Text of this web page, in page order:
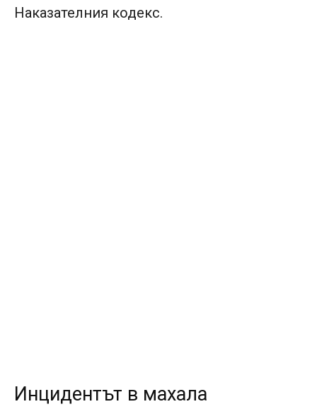
Наказателния кодекс.
Инцидентът в махала